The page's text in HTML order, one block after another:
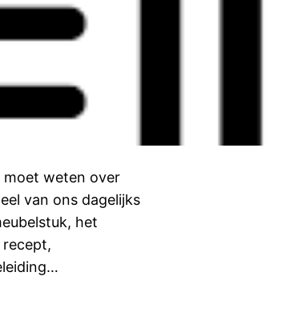
moet weten over
van ons dagelijks
het